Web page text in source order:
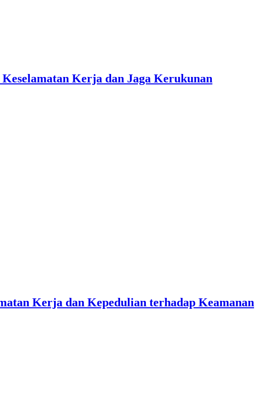
Kerja dan Jaga Kerukunan
Kerja dan Kepedulian terhadap Keamanan